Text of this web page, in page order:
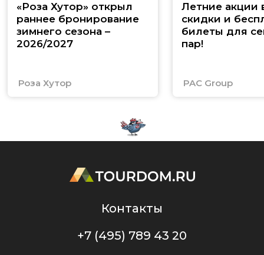
«Роза Хутор» открыл
раннее бронирование
зимнего сезона –
2026/2027
Роза Хутор
Летние акции
скидки и
билеты для
пар!
PAC Group
Контакты
+7 (495) 789 43 20